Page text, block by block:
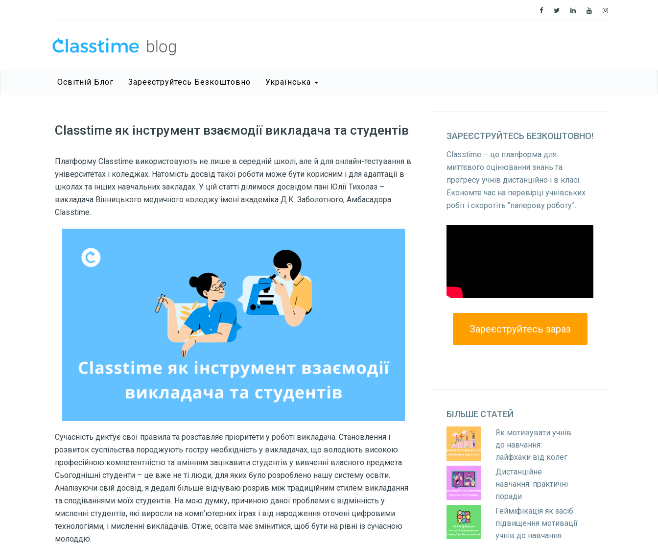
Освітній Блог Зареєструйтесь Безкоштовно Українська
Classtime як інструмент взаємодії викладача та студентів
Платформу Classtime використовують не лише в середній школі, але й для онлайн-тестування в
університетах і коледжах. Натомість досвід такої роботи може бути корисним і для адаптації в
школах та інших навчальних закладах. У цій статті ділимося досвідом пані Юлії Тихолаз –
викладача Вінницького медичного коледжу імені академіка Д.К. Заболотного, Амбасадора
Classtime.
Сучасність диктує свої правила та розставляє пріоритети у роботі викладача. Становлення і
розвиток суспільства породжують гостру необхідність у викладачах, що володіють високою
професійною компетентністю та вмінням зацікавити студентів у вивченні власного предмета.
Сьогоднішні студенти – це вже не ті люди, для яких було розроблено нашу систему освіти.
Аналізуючи свій досвід, я дедалі більше відчуваю розрив між традиційним стилем викладання
та сподіваннями моїх студентів. На мою думку, причиною даної проблеми є відмінність у
мисленні студентів, які виросли на комп’ютерних іграх і від народження оточені цифровими
технологіями, і мисленні викладачів. Отже, освіта має змінитися, щоб бути на рівні із сучасною
молоддю.
ЗАРЕЄСТРУЙТЕСЬ БЕЗКОШТОВНО!
Classtime – це платформа для
миттєвого оцінювання знань та
прогресу учнів дистанційно і в класі.
Економте час на перевірці учнівських
робіт і скоротіть “паперову роботу”.
Зареєструйтесь зараз
БІЛЬШЕ СТАТЕЙ
Як мотивувати учнів
до навчання:
лайфхаки від колег
Дистанційне
навчання: практичні
поради
Гейміфікація як засіб
підвищення мотивації
учнів до навчання